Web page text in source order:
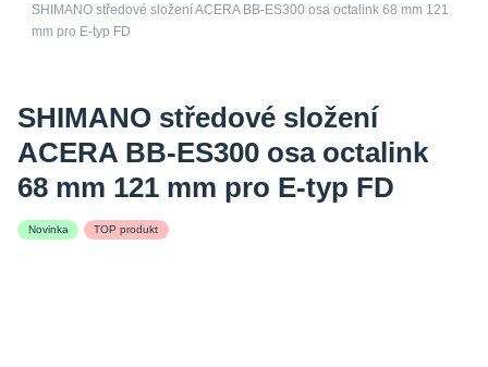
SHIMANO středové složení ACERA BB-ES300 osa octalink 68 mm 121
mm pro E-typ FD
SHIMANO středové složení
ACERA BB-ES300 osa octalink
68 mm 121 mm pro E-typ FD
Novinka TOP produkt